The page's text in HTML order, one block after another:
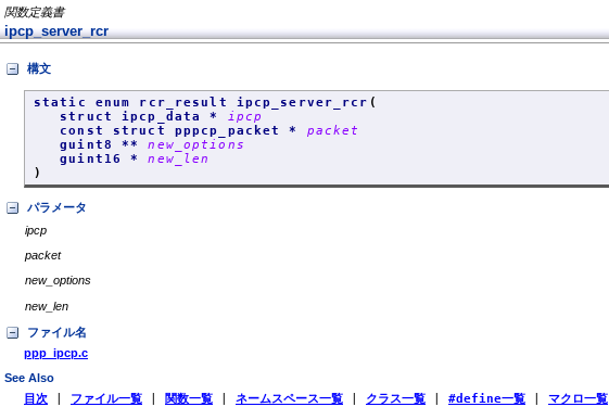
関数定義書
ipcp_server_rcr
構文
static enum rcr_result ipcp_server_rcr (
struct ipcp_data * ipcp
const struct pppcp_packet * packet
guint8 **new_options
guint16 *new_len
)
パラメータ
ipcp
packet
new_options
new_len
ファイル名
ppp_ipcp.c
See Also
目次 ファイル一覧 関数一覧 ネームスペース一覧 クラス一覧 #define一覧 マクロ一覧